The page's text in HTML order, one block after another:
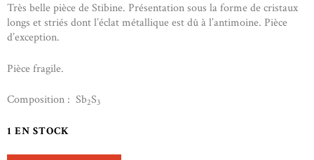
Très belle pièce de Stibine. Présentation sous la forme de cristaux
longs et striés dont l’éclat métallique est dû à l’antimoine. Pièce
d’exception.
Pièce fragile.
Composition : Sb2S3
1 EN STOCK